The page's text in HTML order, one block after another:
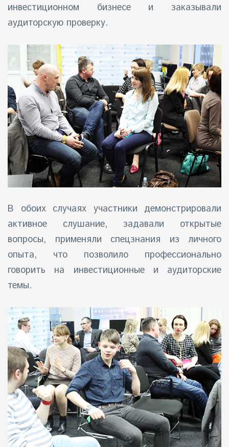
инвестиционном бизнесе и заказывали
аудиторскую проверку.
В обоих случаях участники демонстрировали
активное слушание, задавали открытые
вопросы, применяли спецзнания из личного
опыта, что позволило профессионально
говорить на инвестиционные и аудиторские
темы.